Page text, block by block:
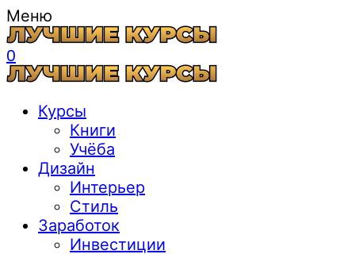
Меню
0
Курсы
Книги
Учёба
Дизайн
Интерьер
Стиль
Заработок
Инвестиции